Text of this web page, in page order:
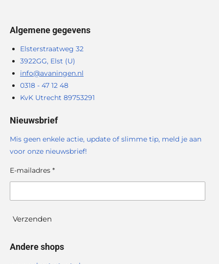
Algemene gegevens
Elsterstraatweg 32
3922GG, Elst (U)
info@avaningen.nl
0318 - 47 12 48
KvK Utrecht 89753291
Nieuwsbrief
Mis geen enkele actie, update of slimme tip, meld je aan
voor onze nieuwsbrief!
E-mailadres *
Verzenden
Andere shops